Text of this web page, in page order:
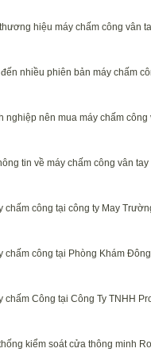
hiệu máy chấm công vân
nhiều phiên bản máy chấm
nghiệp nên mua máy chấm công
tin về máy chấm công vân tay
chấm công tại công ty May
chấm công tại Phòng Khám
chấm Công tại Công Ty TNHH
kiểm soát cửa thông minh